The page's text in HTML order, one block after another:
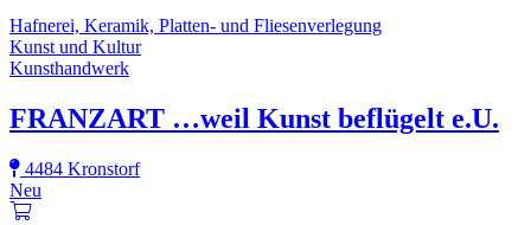
Hafnerei, Keramik, Platten- und Fliesenverlegung
Kunst und Kultur
Kunsthandwerk
FRANZART …weil Kunst beflügelt e.U.
4484 Kronstorf
Neu